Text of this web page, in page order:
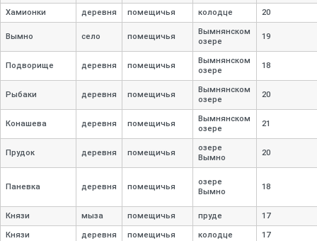
Хамионки деревня помещичья колодце 20
Вымно село помещичья
Вымнянском
озере
19
Подворище деревня помещичья
Вымнянском
озере
18
Рыбаки деревня помещичья
Вымнянском
озере
20
Конашева деревня помещичья
Вымнянском
озере
21
Прудок деревня помещичья
озере
Вымно
20
Паневка деревня помещичья
озере
Вымно
18
Князи мыза помещичья пруде 17
Князи деревня помещичья колодце 17